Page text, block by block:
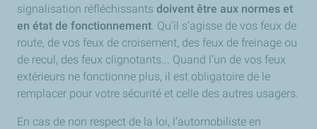
signalisation réfléchissants doivent être aux normes et
en état de fonctionnement. Qu’il s’agisse de vos feux de
route, de vos feux de croisement, des feux de freinage ou
de recul, des feux clignotants... Quand l’un de vos feux
extérieurs ne fonctionne plus, il est obligatoire de le
remplacer pour votre sécurité et celle des autres usagers.
En cas de non respect de la loi, l’automobiliste en